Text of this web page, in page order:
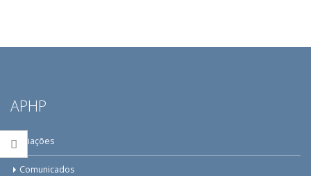
APHP
Filiações
Comunicados